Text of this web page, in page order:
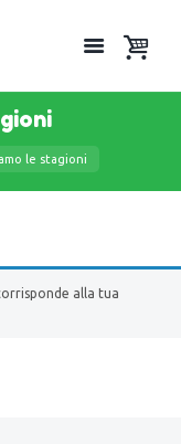
le stagioni
alla tua